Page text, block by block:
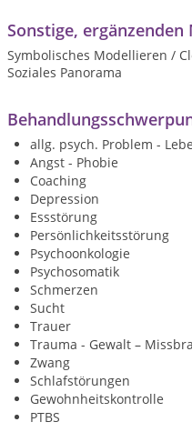
Sonstige, ergänzenden
Symbolisches Modellieren /
Soziales Panorama
allg. psych. Problem -
Angst - Phobie
Coaching
Depression
Essstörung
Persönlichkeitsstörung
Psychoonkologie
Psychosomatik
Schmerzen
Sucht
Trauer
Trauma - Gewalt –
Zwang
Schlafstörungen
Gewohnheitskontrolle
PTBS